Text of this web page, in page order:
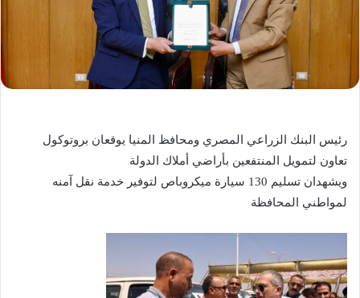
رئيس البنك الزراعي المصري ومحافظ المنيا يوقعان بروتوكول
تعاون لتمويل المنتفعين بأراضي أملاك الدولة
ويشهدان تسليم 130 سيارة ميكروباص لتوفير خدمة نقل آمنه
لمواطني المحافظة